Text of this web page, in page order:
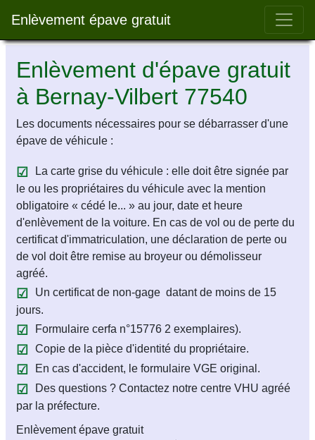
Enlèvement épave gratuit Bar
Enlèvement d'épave gratuit
à Bernay-Vilbert 77540
Les documents nécessaires pour se débarrasser d'une
épave de véhicule :
La carte grise du véhicule : elle doit être signée par
le ou les propriétaires du véhicule avec la mention
obligatoire « cédé le... » au jour, date et heure
d'enlèvement de la voiture. En cas de vol ou de perte du
certificat d'immatriculation, une déclaration de perte ou
de vol doit être remise au broyeur ou démolisseur
agréé.
Un certificat de non-gage datant de moins de 15
jours.
Formulaire cerfa n°15776 2 exemplaires).
Copie de la pièce d'identité du propriétaire.
En cas d'accident, le formulaire VGE original.
Des questions ? Contactez notre centre VHU agréé
par la préfecture.
Enlèvement épave gratuit